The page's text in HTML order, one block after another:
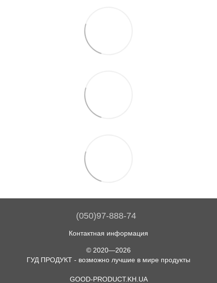
(050)97-888-74
Контактная информация
© 2020—2026
ГУД ПРОДУКТ - возможно лучшие в мире продукты
GOOD-PRODUCT.KH.UA